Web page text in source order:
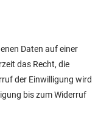
Daten auf einer
das Recht, die
der Einwilligung wird
bis zum Widerruf